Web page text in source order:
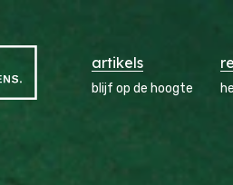
artikels
blijf op de hoogte